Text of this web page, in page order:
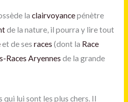
laclairvoyancepénètre
de la nature, il pourra y lire tout
et de sesraces (dont la Race
Races Aryennes de la grande
lui sont les plus chers. Il